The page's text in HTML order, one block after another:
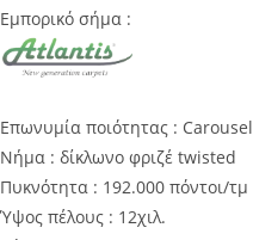
Εμπορικό σήμα :
Επωνυμία ποιότητας : Carousel
Νήμα : δίκλωνο φριζέ twisted
Πυκνότητα : 192.000 πόντοι/τμ
Ύψος πέλους : 12χιλ.